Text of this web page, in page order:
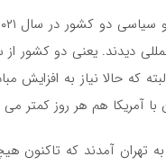
دیدند. یعنی دو
که حالا نیاز به
با آمریکا هم هر روز کمتر
تهران آمدند که تاکنون